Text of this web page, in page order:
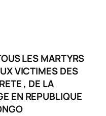
LES MARTYRS
VICTIMES DES
, DE LA
EN REPUBLIQUE